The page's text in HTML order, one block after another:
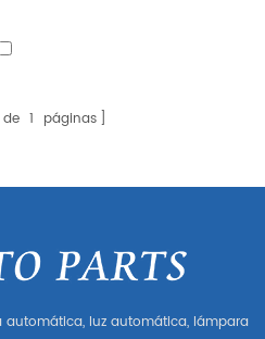
1 páginas
automática, luz automática, lámpara